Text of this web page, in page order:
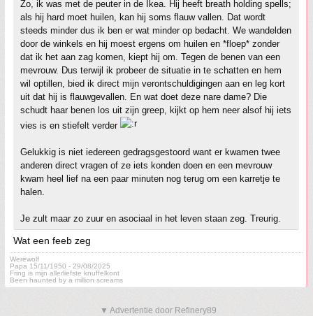
Zo, ik was met de peuter in de Ikea. Hij heeft breath holding spells;
als hij hard moet huilen, kan hij soms flauw vallen. Dat wordt
steeds minder dus ik ben er wat minder op bedacht. We wandelden
door de winkels en hij moest ergens om huilen en *floep* zonder
dat ik het aan zag komen, kiept hij om. Tegen de benen van een
mevrouw. Dus terwijl ik probeer de situatie in te schatten en hem
wil optillen, bied ik direct mijn verontschuldigingen aan en leg kort
uit dat hij is flauwgevallen. En wat doet deze nare dame? Die
schudt haar benen los uit zijn greep, kijkt op hem neer alsof hij iets
vies is en stiefelt verder
Gelukkig is niet iedereen gedragsgestoord want er kwamen twee
anderen direct vragen of ze iets konden doen en een mevrouw
kwam heel lief na een paar minuten nog terug om een karretje te
halen.
Je zult maar zo zuur en asociaal in het leven staan zeg. Treurig.
Wat een feeb zeg
Werewolf
Papa 15/11/1950 - 29/08/2025
Fring is mijn allerliefste knuffelkont
Been haunted by a million screams
▼ Advertentie door Refinery89